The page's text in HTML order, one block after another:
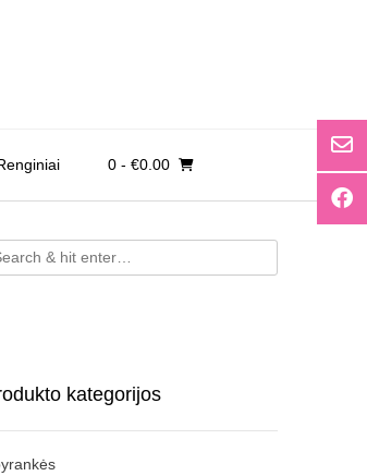
0- €0.00
kategorijos